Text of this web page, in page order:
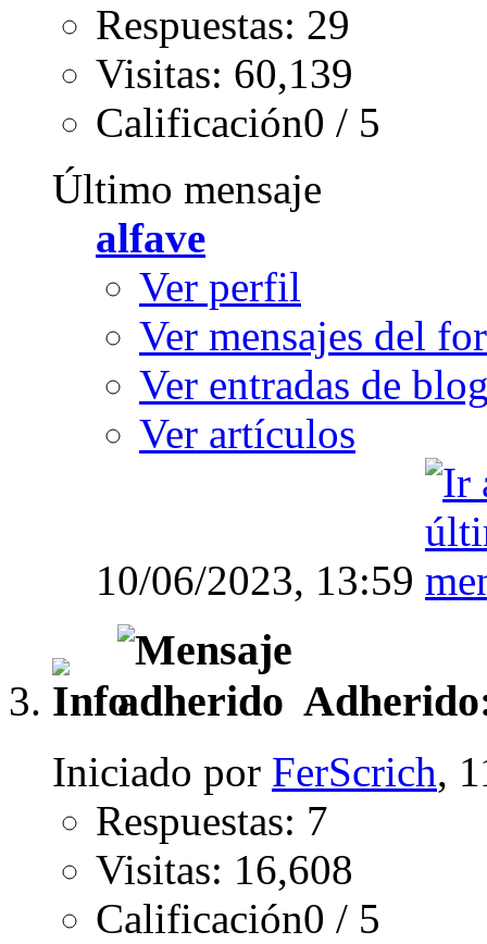
Respuestas: 29
Visitas: 60,139
Calificación0 / 5
Último mensaje
alfave
Ver perfil
Ver mensajes del
Ver entradas de
Ver artículos
10/06/2023, 13:59
Iniciado por FerScrich,
Respuestas: 7
Visitas: 16,608
Calificación0 / 5